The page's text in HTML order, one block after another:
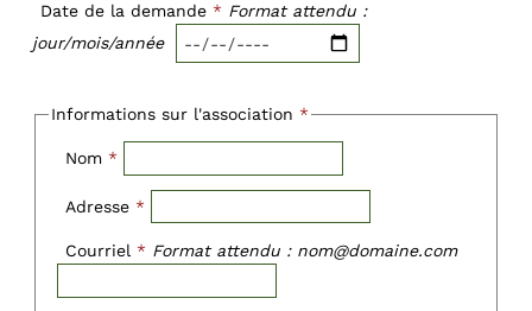
Date de la demande * Format attendu :
jour/mois/année
Informations sur l'association *
Nom *
Adresse *
Courriel * Format attendu : nom@domaine.com